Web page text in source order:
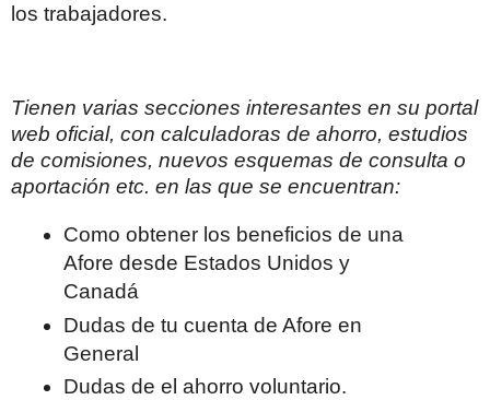
los trabajadores.
Tienen varias secciones interesantes en su portal
web oficial, con calculadoras de ahorro, estudios
de comisiones, nuevos esquemas de consulta o
aportación etc. en las que se encuentran:
Como obtener los beneficios de una
Afore desde Estados Unidos y
Canadá
Dudas de tu cuenta de Afore en
General
Dudas de el ahorro voluntario.